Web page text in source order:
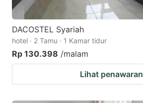
DACOSTEL Syariah
hotel · 2 Tamu · 1 Kamar tidur
Rp 130.398 /malam
Lihat penawaran